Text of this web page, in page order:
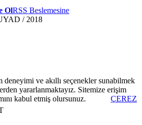
OlRSS Beslemesine
/ 2018
deneyimi ve akıllı seçenekler sunabilmek
yararlanmaktayız. Sitemize erişim
kabul etmiş olursunuz.
ÇEREZ